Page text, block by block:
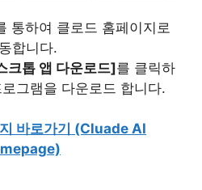
통하여 클로드 홈페이지로
합니다.
크톱 앱 다운로드]를 클릭하
그램을 다운로드 합니다.
바로가기 (Cluade AI